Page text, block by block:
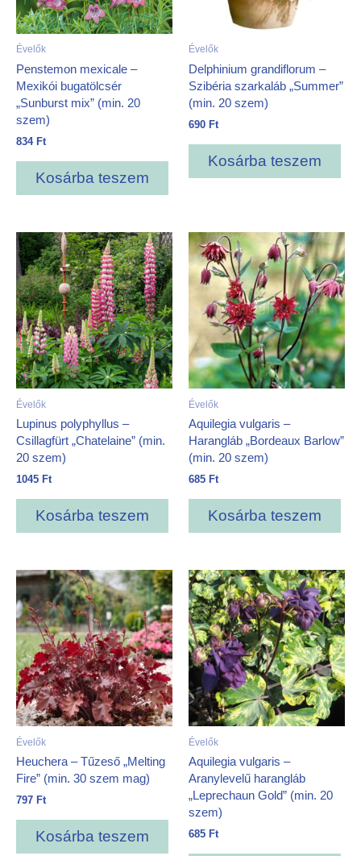
Évelők
Penstemon mexicale –
Mexikói bugatölcsér
„Sunburst mix” (min. 20
szem)
834 Ft
Kosárba teszem
Évelők
Delphinium grandiflorum –
Szibéria szarkaláb „Summer”
(min. 20 szem)
690 Ft
Kosárba teszem
Évelők
Lupinus polyphyllus –
Csillagfürt „Chatelaine” (min.
20 szem)
1045 Ft
Kosárba teszem
Évelők
Aquilegia vulgaris –
Harangláb „Bordeaux Barlow”
(min. 20 szem)
685 Ft
Kosárba teszem
Évelők
Heuchera – Tűzeső „Melting
Fire” (min. 30 szem mag)
797 Ft
Kosárba teszem
Évelők
Aquilegia vulgaris –
Aranylevelű harangláb
„Leprechaun Gold” (min. 20
szem)
685 Ft